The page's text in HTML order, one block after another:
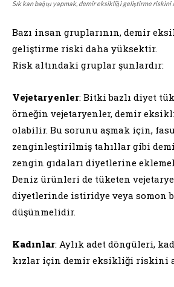
Sık kan bağışı yapmak, demir eksikliği geliştirme riskini
Bazı insan gruplarının, demir
geliştirme riski daha yüksektir.
Risk altındaki gruplar şunlardır:
Vejetaryenler: Bitki bazlı diyet
örneğin vejetaryenler, demir
olabilir. Bu sorunu aşmak için,
zenginleştirilmiş tahıllar gibi
zengin gıdaları diyetlerine
Deniz ürünleri de tüketen
diyetlerinde istiridye veya somon
düşünmelidir.
Kadınlar: Aylık adet döngüleri,
kızlar için demir eksikliği riskini